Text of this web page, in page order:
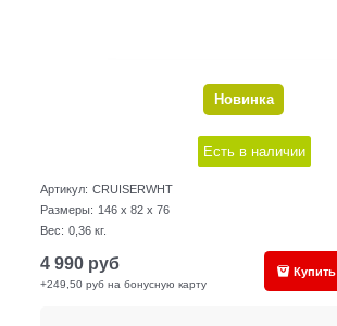
Новинка
Есть в наличии
Артикул: CRUISERWHT
Размеры: 146 x 82 x 76
Вес: 0,36 кг.
4 990 руб
+249,50 руб на бонусную карту
Купить